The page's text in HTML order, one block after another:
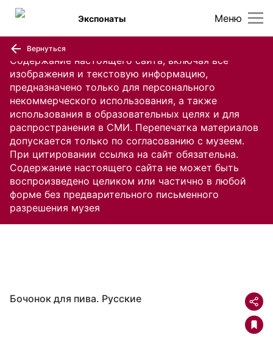
Содержание настоящего сайта, включая все
изображения и текстовую информацию,
предназначено только для персонального
некоммерческого использования, а также
использования в образовательных целях и для
распространения в СМИ. Перепечатка материалов
допускается только по согласованию с музеем.
При цитировании ссылка на сайт обязательна.
Содержание настоящего сайта не может быть
воспроизведено целиком или частично в любой
форме без предварительного письменного
разрешения музея
Меню
Экспонаты
Вернуться
Бочонок для пива. Русские